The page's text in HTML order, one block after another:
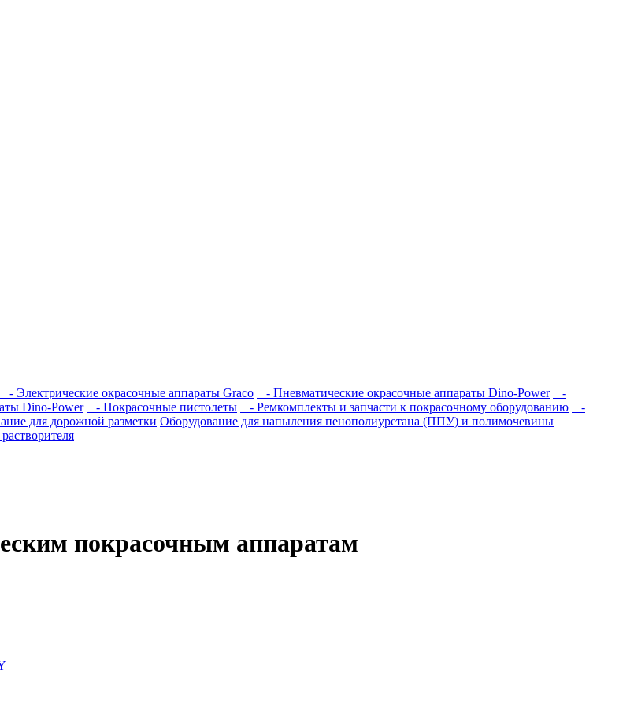
- Электрические окрасочные аппараты Graco - Пневматические окрасочные аппараты Dino-Power
-
Dino-Power - Покрасочные пистолеты - Ремкомплекты и запчасти к покрасочному оборудованию
-
для дорожной разметки Оборудование для напыления пенополиуретана (ППУ) и полимочевины
покрасочным аппаратам